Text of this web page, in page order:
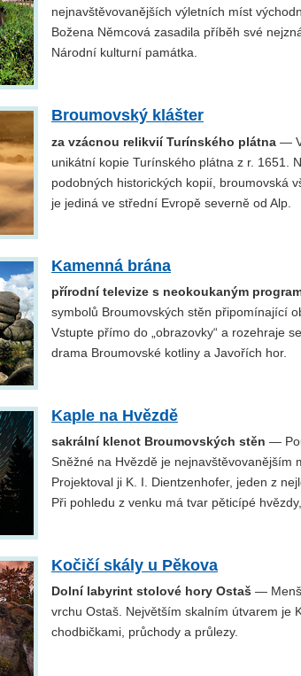
nejnavštěvovanějších výletních míst
Božena Němcová zasadila příběh své
Národní kulturní památka.
Broumovský klášter
za vzácnou relikvií Turínského plátna —
unikátní kopie Turínského plátna z r. 1651.
podobných historických kopií, broumovská
je jediná ve střední Evropě severně od Alp.
Kamenná brána
přírodní televize s neokoukaným
symbolů Broumovských stěn připomínající
Vstupte přímo do „obrazovky“ a rozehraje
drama Broumovské kotliny a Javořích hor.
Kaple na Hvězdě
sakrální klenot Broumovských stěn —
Sněžné na Hvězdě je nejnavštěvovanějším
Projektoval ji K. I. Dientzenhofer, jeden z
Při pohledu z venku má tvar pěticípé
Kočičí skály u Pěkova
Dolní labyrint stolové hory Ostaš —
vrchu Ostaš. Největším skalním útvarem je
chodbičkami, průchody a průlezy.